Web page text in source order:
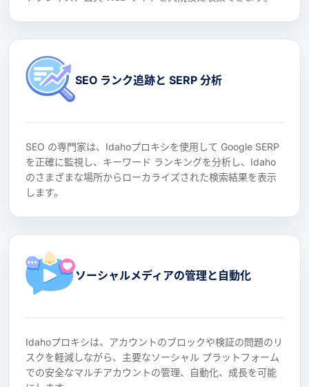
SEO ランク追跡と SERP 分析
SEO の専門家は、Idahoプロキシを使用して Google SERP
を正確に監視し、キーワード ランキングを分析し、Idaho
のさまざまな場所からローカライズされた検索結果を表示
します。
ソーシャルメディアの管理と自動化
Idahoプロキシは、アカウントのブロックや検証の問題のリ
スクを軽減しながら、主要なソーシャル プラットフォーム
での安全なマルチアカウントの管理、自動化、成長を可能